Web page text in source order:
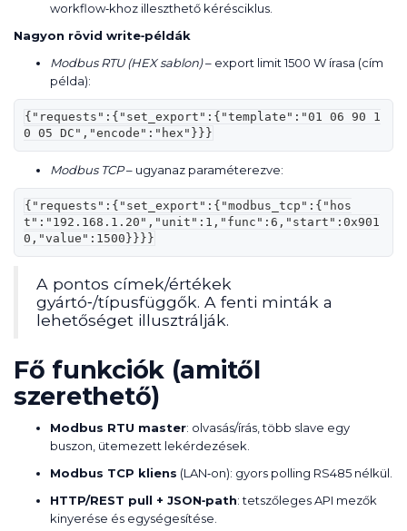
workflow‑khoz illeszthető kérésciklus.
Nagyon rövid write‑példák
Modbus RTU (HEX sablon)– export limit 1500 W írasa (cím
példa):
{"requests":{"set_export":{"template":"01 06 90 1
0 05 DC","encode":"hex"}}}
Modbus TCP– ugyanaz paraméterezve:
{"requests":{"set_export":{"modbus_tcp":{"hos
t":"192.168.1.20","unit":1,"func":6,"start":0x901
0,"value":1500}}}}
A pontos címek/értékek
gyártó‑/típusfüggők. A fenti minták a
lehetőséget illusztrálják.
Fő funkciók (amitől
szerethető)
Modbus RTU master: olvasás/írás, több slave egy
buszon, ütemezett lekérdezések.
Modbus TCP kliens (LAN‑on): gyors polling RS485 nélkül.
HTTP/REST pull + JSON‑path: tetszőleges API mezők
kinyerése és egységesítése.